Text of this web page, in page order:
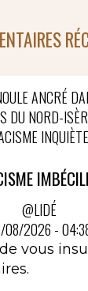
ANCRÉ
DU NORD-
INQUIÈTE
@LIDÉ
08/2026 -
vous